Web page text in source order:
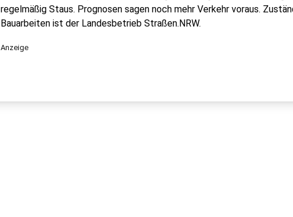
regelmäßig Staus. Prognosen sagen noch mehr Verkehr voraus.
Bauarbeiten ist der Landesbetrieb Straßen.NRW.
Anzeige